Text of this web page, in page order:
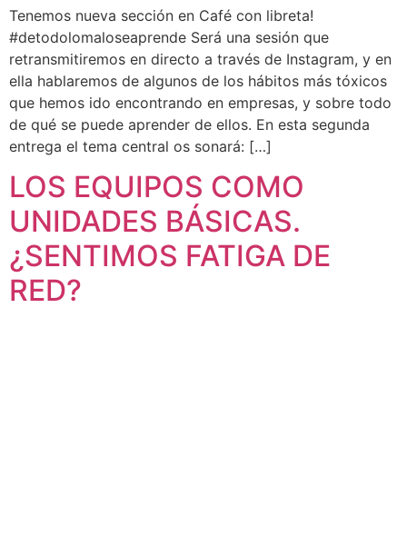
Tenemos nueva sección en Café con libreta!
#detodolomaloseaprende Será una sesión que
retransmitiremos en directo a través de Instagram, y en
ella hablaremos de algunos de los hábitos más tóxicos
que hemos ido encontrando en empresas, y sobre todo
de qué se puede aprender de ellos. En esta segunda
entrega el tema central os sonará: […]
LOS EQUIPOS COMO
UNIDADES BÁSICAS.
¿SENTIMOS FATIGA DE
RED?